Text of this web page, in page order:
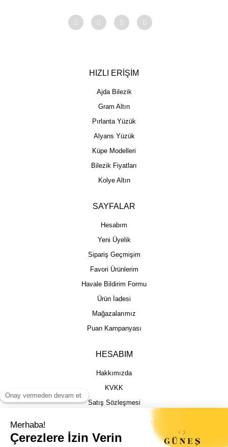
HIZLI ERİŞİM
Ajda Bilezik
Gram Altın
Pırlanta Yüzük
Alyans Yüzük
Küpe Modelleri
Bilezik Fiyatları
Kolye Altın
SAYFALAR
Hesabım
Yeni Üyelik
Sipariş Geçmişim
Favori Ürünlerim
Havale Bildirim Formu
Ürün İadesi
Mağazalarımız
Puan Kampanyası
HESABIM
Hakkımızda
KVKK
Satış Sözleşmesi
İptal İade Şartları